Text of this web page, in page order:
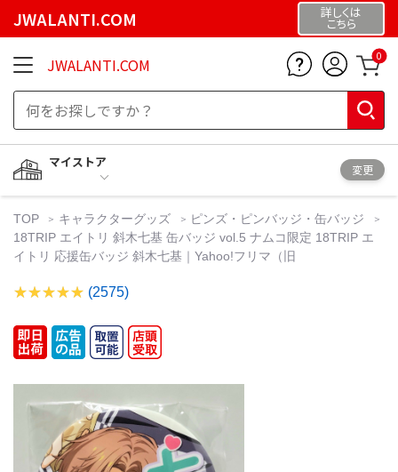
JWALANTI.COM 詳しくは
こちら
JWALANTI.COM 0
マイストア
変更
TOP キャラクターグッズ
ピンズ・ピンバッジ・缶バッジ
18TRIP エイトリ 斜木七基 缶バッジ vol.5 ナムコ限定 18TRIP エ
イトリ 応援缶バッジ 斜木七基｜Yahoo!フリマ（旧
(2575)